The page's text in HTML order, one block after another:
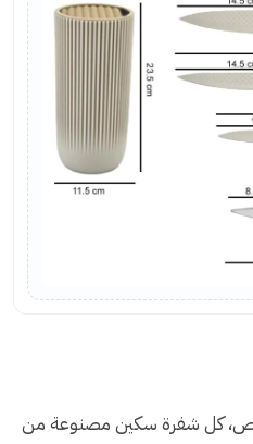
كل شفرة سكين مصنوعة من